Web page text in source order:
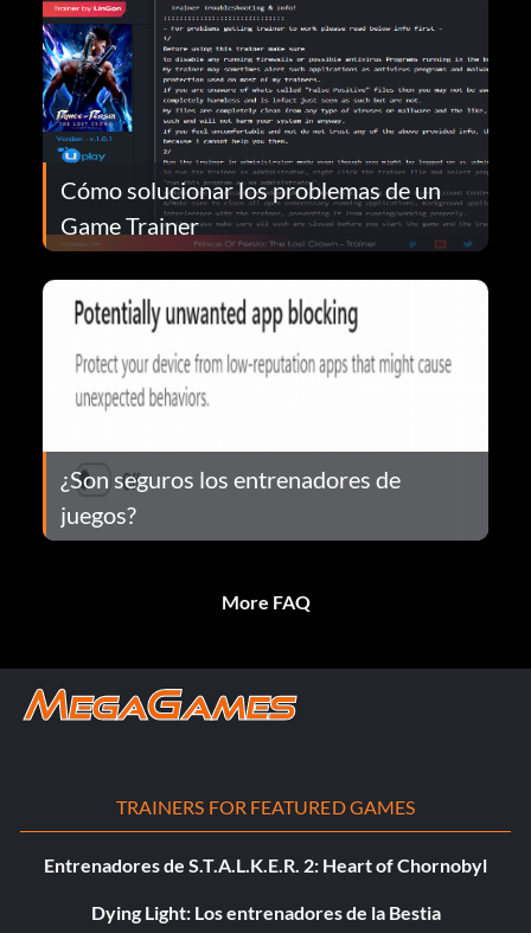
Cómo solucionar los problemas de un
Game Trainer
¿Son seguros los entrenadores de
juegos?
More FAQ
TRAINERS FOR FEATURED GAMES
Entrenadores de S.T.A.L.K.E.R. 2: Heart of Chornobyl
Dying Light: Los entrenadores de la Bestia